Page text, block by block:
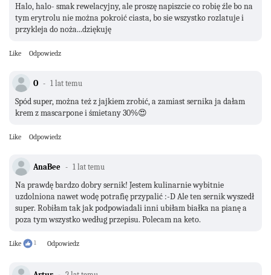
Halo, halo- smak rewelacyjny, ale proszę napiszcie co robię źle bo na
tym erytrolu nie można pokroić ciasta, bo sie wszystko rozlatuje i
przykleja do noża...dziękuję
Like Odpowiedz
O 1 lat temu
Spód super, można też z jajkiem zrobić, a zamiast sernika ja dałam
krem z mascarpone i śmietany 30%😍
Like Odpowiedz
AnaBee 1 lat temu
Na prawdę bardzo dobry sernik! Jestem kulinarnie wybitnie
uzdolniona nawet wodę potrafię przypalić :-D Ale ten sernik wyszedł
super. Robiłam tak jak podpowiadali inni ubiłam białka na pianę a
poza tym wszystko według przepisu. Polecam na keto.
Like 1 Odpowiedz